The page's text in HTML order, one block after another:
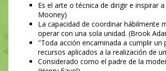
Es el arte o técnica de dirigir e inspirar
Mooney)
La capacidad de coordinar hábilmente
operar con una sola unidad. (Brook
"Toda acción encaminada a cumplir
recursos aplicados a la realización de
Considerado como el padre de la